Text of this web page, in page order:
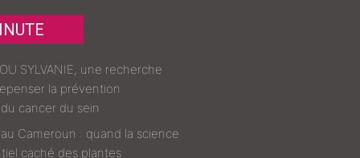
SYLVANIE, une recherche
la prévention
cancer du sein
au Cameroun : quand la science
caché des plantes